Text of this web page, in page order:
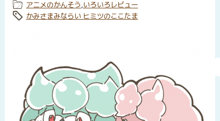
カテゴリー:
アニメのかんそう,いろいろレビュー
タグ:
かみさまみならい ヒミツのここたま